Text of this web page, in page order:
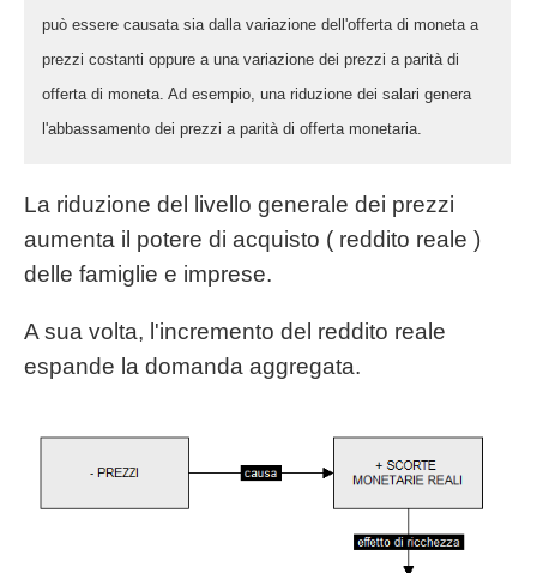
può essere causata sia dalla variazione dell'offerta di moneta a
prezzi costanti oppure a una variazione dei prezzi a parità di
offerta di moneta. Ad esempio, una riduzione dei salari genera
l'abbassamento dei prezzi a parità di offerta monetaria.
La riduzione del livello generale dei prezzi
aumenta il potere di acquisto ( reddito reale )
delle famiglie e imprese.
A sua volta, l'incremento del reddito reale
espande la domanda aggregata.